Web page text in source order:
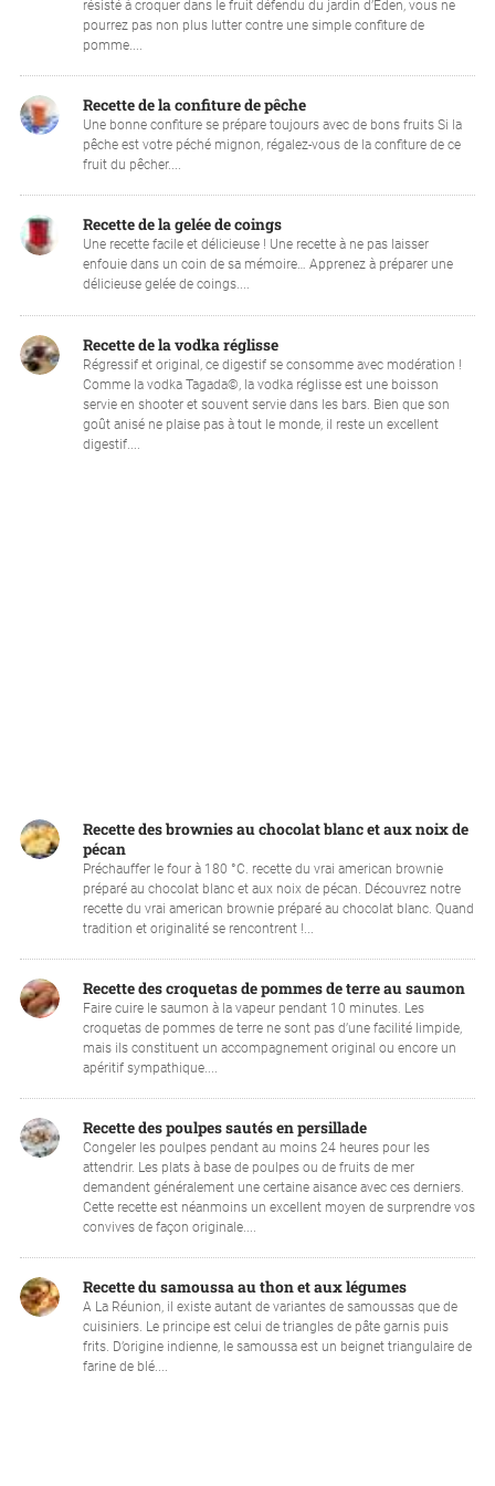
résisté à croquer dans le fruit défendu du jardin d’Eden, vous ne
pourrez pas non plus lutter contre une simple confiture de
pomme....
Recette de la confiture de pêche
Une bonne confiture se prépare toujours avec de bons fruits Si la
pêche est votre péché mignon, régalez-vous de la confiture de ce
fruit du pêcher....
Recette de la gelée de coings
Une recette facile et délicieuse ! Une recette à ne pas laisser
enfouie dans un coin de sa mémoire… Apprenez à préparer une
délicieuse gelée de coings....
Recette de la vodka réglisse
Régressif et original, ce digestif se consomme avec modération !
Comme la vodka Tagada©, la vodka réglisse est une boisson
servie en shooter et souvent servie dans les bars. Bien que son
goût anisé ne plaise pas à tout le monde, il reste un excellent
digestif....
Recette des brownies au chocolat blanc et aux noix de
pécan
Préchauffer le four à 180 °C. recette du vrai american brownie
préparé au chocolat blanc et aux noix de pécan. Découvrez notre
recette du vrai american brownie préparé au chocolat blanc. Quand
tradition et originalité se rencontrent !...
Recette des croquetas de pommes de terre au saumon
Faire cuire le saumon à la vapeur pendant 10 minutes. Les
croquetas de pommes de terre ne sont pas d’une facilité limpide,
mais ils constituent un accompagnement original ou encore un
apéritif sympathique....
Recette des poulpes sautés en persillade
Congeler les poulpes pendant au moins 24 heures pour les
attendrir. Les plats à base de poulpes ou de fruits de mer
demandent généralement une certaine aisance avec ces derniers.
Cette recette est néanmoins un excellent moyen de surprendre vos
convives de façon originale....
Recette du samoussa au thon et aux légumes
A La Réunion, il existe autant de variantes de samoussas que de
cuisiniers. Le principe est celui de triangles de pâte garnis puis
frits. D’origine indienne, le samoussa est un beignet triangulaire de
farine de blé....